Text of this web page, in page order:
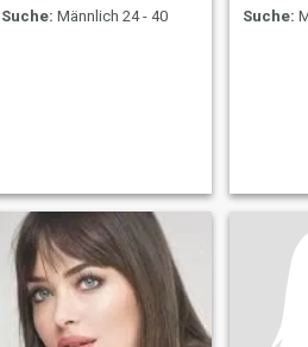
Suche: Männlich 24 - 40
Suche: